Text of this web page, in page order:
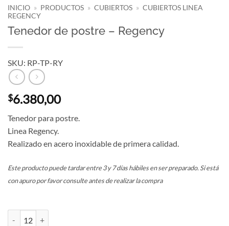
INICIO » PRODUCTOS » CUBIERTOS » CUBIERTOS LINEA
REGENCY
Tenedor de postre – Regency
SKU: RP-TP-RY
$6.380,00
Tenedor para postre.
Linea Regency.
Realizado en acero inoxidable de primera calidad.
Este producto puede tardar entre 3 y 7 días hábiles en ser preparado. Si está
con apuro por favor consulte antes de realizar la compra